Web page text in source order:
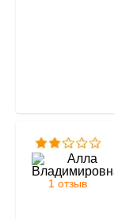
1 отзыв